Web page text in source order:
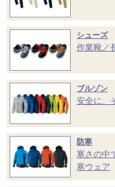
シューズ
作業靴／
ブルゾン
安全に、
防寒
寒さの中
寒ウェア